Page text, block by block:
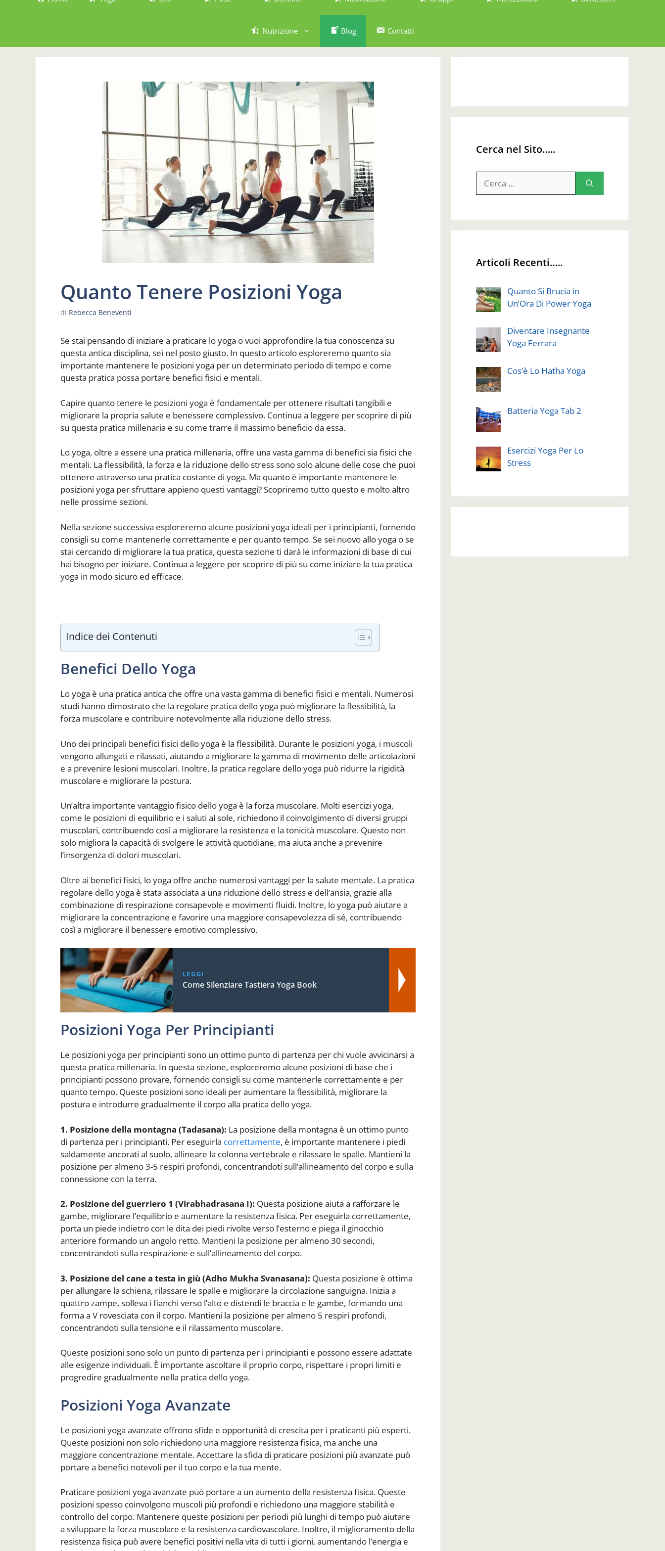
Nutrizione Blog Contatti
Quanto Tenere Posizioni Yoga
di Rebecca Beneventi
Se stai pensando di iniziare a praticare lo yoga o vuoi approfondire la tua conoscenza su
questa antica disciplina, sei nel posto giusto. In questo articolo esploreremo quanto sia
importante mantenere le posizioni yoga per un determinato periodo di tempo e come
questa pratica possa portare benefici fisici e mentali.
Capire quanto tenere le posizioni yoga è fondamentale per ottenere risultati tangibili e
migliorare la propria salute e benessere complessivo. Continua a leggere per scoprire di più
su questa pratica millenaria e su come trarre il massimo beneficio da essa.
Lo yoga, oltre a essere una pratica millenaria, offre una vasta gamma di benefici sia fisici che
mentali. La flessibilità, la forza e la riduzione dello stress sono solo alcune delle cose che puoi
ottenere attraverso una pratica costante di yoga. Ma quanto è importante mantenere le
posizioni yoga per sfruttare appieno questi vantaggi? Scopriremo tutto questo e molto altro
nelle prossime sezioni.
Nella sezione successiva esploreremo alcune posizioni yoga ideali per i principianti, fornendo
consigli su come mantenerle correttamente e per quanto tempo. Se sei nuovo allo yoga o se
stai cercando di migliorare la tua pratica, questa sezione ti darà le informazioni di base di cui
hai bisogno per iniziare. Continua a leggere per scoprire di più su come iniziare la tua pratica
yoga in modo sicuro ed efficace.
Indice dei Contenuti
Benefici Dello Yoga
Lo yoga è una pratica antica che offre una vasta gamma di benefici fisici e mentali. Numerosi
studi hanno dimostrato che la regolare pratica dello yoga può migliorare la flessibilità, la
forza muscolare e contribuire notevolmente alla riduzione dello stress.
Uno dei principali benefici fisici dello yoga è la flessibilità. Durante le posizioni yoga, i muscoli
vengono allungati e rilassati, aiutando a migliorare la gamma di movimento delle articolazioni
e a prevenire lesioni muscolari. Inoltre, la pratica regolare dello yoga può ridurre la rigidità
muscolare e migliorare la postura.
Un’altra importante vantaggio fisico dello yoga è la forza muscolare. Molti esercizi yoga,
come le posizioni di equilibrio e i saluti al sole, richiedono il coinvolgimento di diversi gruppi
muscolari, contribuendo così a migliorare la resistenza e la tonicità muscolare. Questo non
solo migliora la capacità di svolgere le attività quotidiane, ma aiuta anche a prevenire
l’insorgenza di dolori muscolari.
Oltre ai benefici fisici, lo yoga offre anche numerosi vantaggi per la salute mentale. La pratica
regolare dello yoga è stata associata a una riduzione dello stress e dell’ansia, grazie alla
combinazione di respirazione consapevole e movimenti fluidi. Inoltre, lo yoga può aiutare a
migliorare la concentrazione e favorire una maggiore consapevolezza di sé, contribuendo
così a migliorare il benessere emotivo complessivo.
LEGGI
Come Silenziare Tastiera Yoga Book
Posizioni Yoga Per Principianti
Le posizioni yoga per principianti sono un ottimo punto di partenza per chi vuole avvicinarsi a
questa pratica millenaria. In questa sezione, esploreremo alcune posizioni di base che i
principianti possono provare, fornendo consigli su come mantenerle correttamente e per
quanto tempo. Queste posizioni sono ideali per aumentare la flessibilità, migliorare la
postura e introdurre gradualmente il corpo alla pratica dello yoga.
1. Posizione della montagna (Tadasana): La posizione della montagna è un ottimo punto
di partenza per i principianti. Per eseguirla correttamente, è importante mantenere i piedi
saldamente ancorati al suolo, allineare la colonna vertebrale e rilassare le spalle. Mantieni la
posizione per almeno 3-5 respiri profondi, concentrandoti sull’allineamento del corpo e sulla
connessione con la terra.
2. Posizione del guerriero 1 (Virabhadrasana I): Questa posizione aiuta a rafforzare le
gambe, migliorare l’equilibrio e aumentare la resistenza fisica. Per eseguirla correttamente,
porta un piede indietro con le dita dei piedi rivolte verso l’esterno e piega il ginocchio
anteriore formando un angolo retto. Mantieni la posizione per almeno 30 secondi,
concentrandoti sulla respirazione e sull’allineamento del corpo.
3. Posizione del cane a testa in giù (Adho Mukha Svanasana): Questa posizione è ottima
per allungare la schiena, rilassare le spalle e migliorare la circolazione sanguigna. Inizia a
quattro zampe, solleva i fianchi verso l’alto e distendi le braccia e le gambe, formando una
forma a V rovesciata con il corpo. Mantieni la posizione per almeno 5 respiri profondi,
concentrandoti sulla tensione e il rilassamento muscolare.
Queste posizioni sono solo un punto di partenza per i principianti e possono essere adattate
alle esigenze individuali. È importante ascoltare il proprio corpo, rispettare i propri limiti e
progredire gradualmente nella pratica dello yoga.
Posizioni Yoga Avanzate
Le posizioni yoga avanzate offrono sfide e opportunità di crescita per i praticanti più esperti.
Queste posizioni non solo richiedono una maggiore resistenza fisica, ma anche una
maggiore concentrazione mentale. Accettare la sfida di praticare posizioni più avanzate può
portare a benefici notevoli per il tuo corpo e la tua mente.
Praticare posizioni yoga avanzate può portare a un aumento della resistenza fisica. Queste
posizioni spesso coinvolgono muscoli più profondi e richiedono una maggiore stabilità e
controllo del corpo. Mantenere queste posizioni per periodi più lunghi di tempo può aiutare
a sviluppare la forza muscolare e la resistenza cardiovascolare. Inoltre, il miglioramento della
resistenza fisica può avere benefici positivi nella vita di tutti i giorni, aumentando l’energia e
Cerca nel Sito…..
per:
Articoli Recenti…..
Quanto Si Brucia in
Un’Ora Di Power Yoga
Diventare Insegnante
Yoga Ferrara
Cos’è Lo Hatha Yoga
Batteria Yoga Tab 2
Esercizi Yoga Per Lo
Stress